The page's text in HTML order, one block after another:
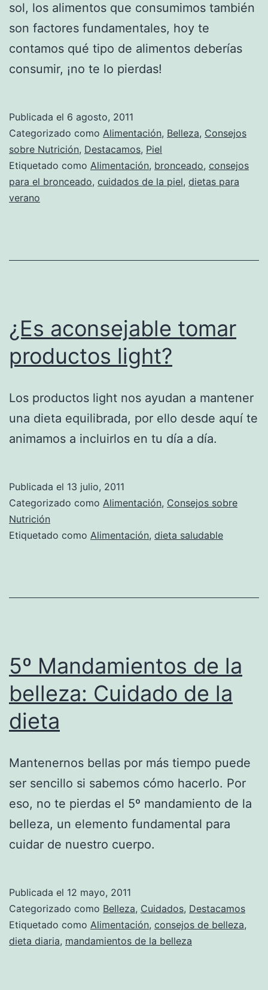
sol, los alimentos que consumimos también
son factores fundamentales, hoy te
contamos qué tipo de alimentos deberías
consumir, ¡no te lo pierdas!
Publicada el 6 agosto, 2011
Categorizado como Alimentación, Belleza, Consejos
sobre Nutrición, Destacamos, Piel
Etiquetado como Alimentación, bronceado, consejos
para el bronceado, cuidados de la piel, dietas para
verano
¿Es aconsejable tomar
productos light?
Los productos light nos ayudan a mantener
una dieta equilibrada, por ello desde aquí te
animamos a incluirlos en tu día a día.
Publicada el 13 julio, 2011
Categorizado como Alimentación, Consejos sobre
Nutrición
Etiquetado como Alimentación, dieta saludable
5º Mandamientos de la
belleza: Cuidado de la
dieta
Mantenernos bellas por más tiempo puede
ser sencillo si sabemos cómo hacerlo. Por
eso, no te pierdas el 5º mandamiento de la
belleza, un elemento fundamental para
cuidar de nuestro cuerpo.
Publicada el 12 mayo, 2011
Categorizado como Belleza, Cuidados, Destacamos
Etiquetado como Alimentación, consejos de belleza,
dieta diaria, mandamientos de la belleza